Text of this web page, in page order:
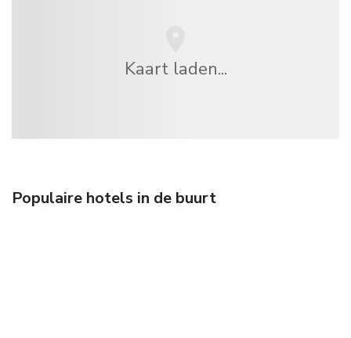
Kaart laden...
Populaire hotels in de buurt